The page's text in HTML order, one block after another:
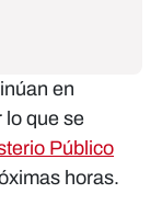
en
lo que se
Público
horas.